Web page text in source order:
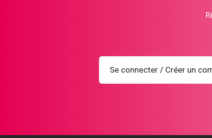
Se connecter / Créer un